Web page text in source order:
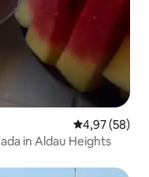
Gemiddelde
4,97 (58)
in Aldau Heights